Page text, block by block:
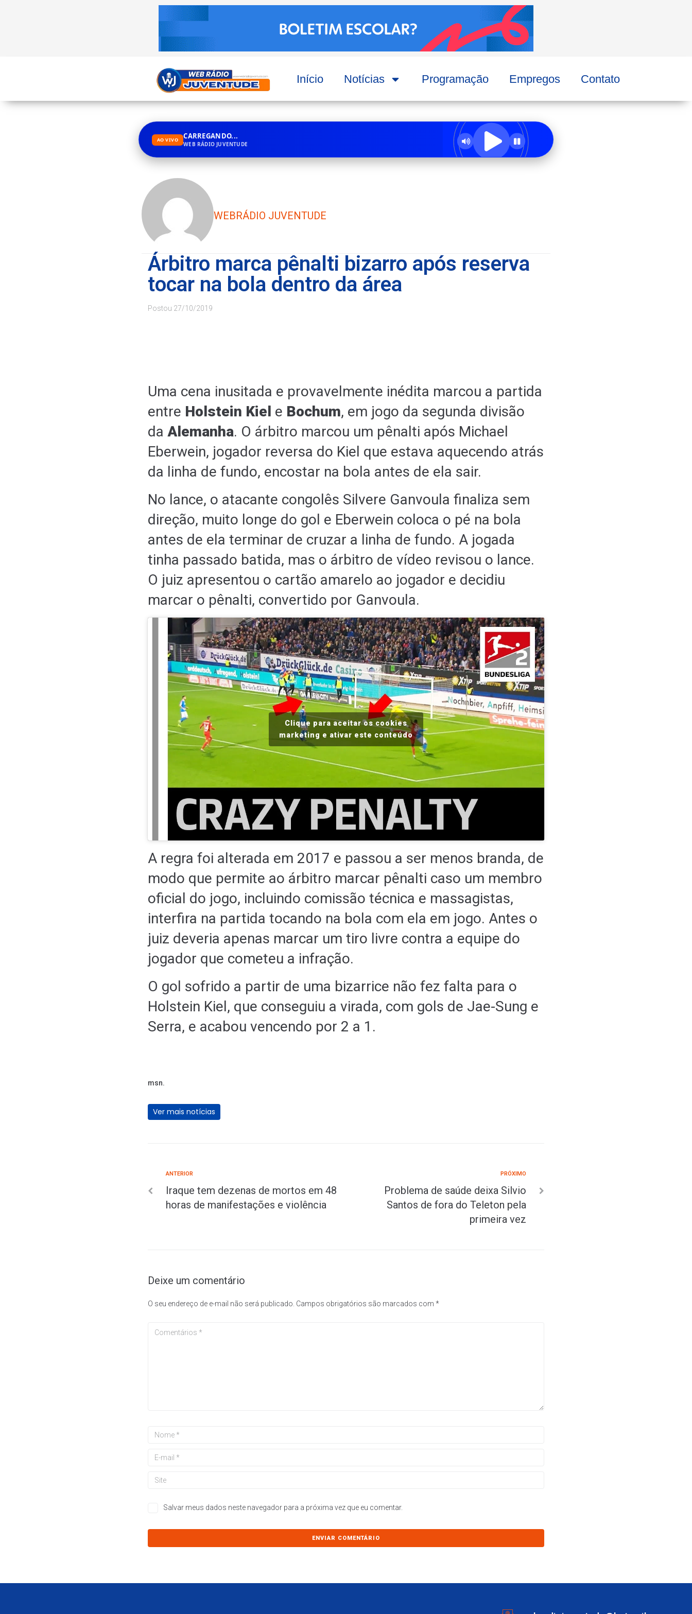
Início Notícias Programação Empregos Contato
AO VIVO CARREGANDO...
WEB RÁDIO JUVENTUDE
WEBRÁDIO JUVENTUDE
Árbitro marca pênalti bizarro após reserva
tocar na bola dentro da área
Postou 27/10/2019
Uma cena inusitada e provavelmente inédita marcou a partida
entre Holstein Kiel e Bochum, em jogo da segunda divisão
da Alemanha. O árbitro marcou um pênalti após Michael
Eberwein, jogador reversa do Kiel que estava aquecendo atrás
da linha de fundo, encostar na bola antes de ela sair.
No lance, o atacante congolês Silvere Ganvoula finaliza sem
direção, muito longe do gol e Eberwein coloca o pé na bola
antes de ela terminar de cruzar a linha de fundo. A jogada
tinha passado batida, mas o árbitro de vídeo revisou o lance.
O juiz apresentou o cartão amarelo ao jogador e decidiu
marcar o pênalti, convertido por Ganvoula.
Clique para aceitar os cookies
marketing e ativar este conteúdo
A regra foi alterada em 2017 e passou a ser menos branda, de
modo que permite ao árbitro marcar pênalti caso um membro
oficial do jogo, incluindo comissão técnica e massagistas,
interfira na partida tocando na bola com ela em jogo. Antes o
juiz deveria apenas marcar um tiro livre contra a equipe do
jogador que cometeu a infração.
O gol sofrido a partir de uma bizarrice não fez falta para o
Holstein Kiel, que conseguiu a virada, com gols de Jae-Sung e
Serra, e acabou vencendo por 2 a 1.
msn.
Ver mais notícias
ANTERIOR
Iraque tem dezenas de mortos em 48
horas de manifestações e violência
PRÓXIMO
Problema de saúde deixa Silvio
Santos de fora do Teleton pela
primeira vez
Deixe um comentário
O seu endereço de e-mail não será publicado. Campos obrigatórios são marcados com *
Salvar meus dados neste navegador para a próxima vez que eu comentar.